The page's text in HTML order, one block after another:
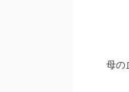
母の